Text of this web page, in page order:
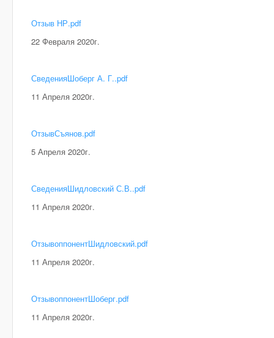
Отзыв НР.pdf
22 Февраля 2020г.
СведенияШоберг А. Г..pdf
11 Апреля 2020г.
ОтзывСъянов.pdf
5 Апреля 2020г.
СведенияШидловский С.В..pdf
11 Апреля 2020г.
ОтзывоппонентШидловский.pdf
11 Апреля 2020г.
ОтзывоппонентШоберг.pdf
11 Апреля 2020г.